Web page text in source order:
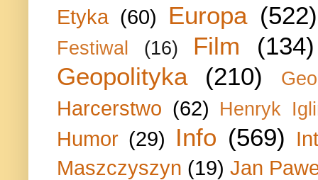
Etyka (60) Europa (522)
Festiwal (16) Film
(134)
Geopolityka
(210)
Harcerstwo (62) Henryk
Humor (29) Info (569)
Maszczyszyn (19) Jan